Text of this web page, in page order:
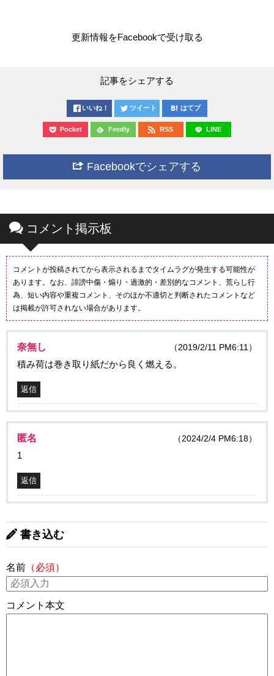
更新情報をFacebookで受け取る
記事をシェアする
いいね！ ツイート はてブ
Pocket Feedly RSS LINE
Facebookでシェアする
コメント掲示板
コメントが投稿されてから表示されるまでタイムラグが発生する可能性が
あります。なお、誹謗中傷・煽り・過激的・差別的なコメント、荒らし行
為、短い内容や重複コメント、そのほか不適切と判断されたコメントなど
は掲載が許可されない場合があります。
奈無し （2019/2/11 PM6:11）
積み荷は巻き取り紙だから良く燃える。
返信
匿名 （2024/2/4 PM6:18）
1
返信
書き込む
名前 （必須）
コメント本文